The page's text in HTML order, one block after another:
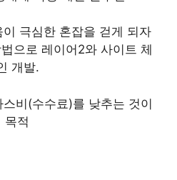
극심한 혼잡을 걷게 되자
으로 레이어2와 사이트 체
개발.
비(수수료)를 낮추는 것이
목적